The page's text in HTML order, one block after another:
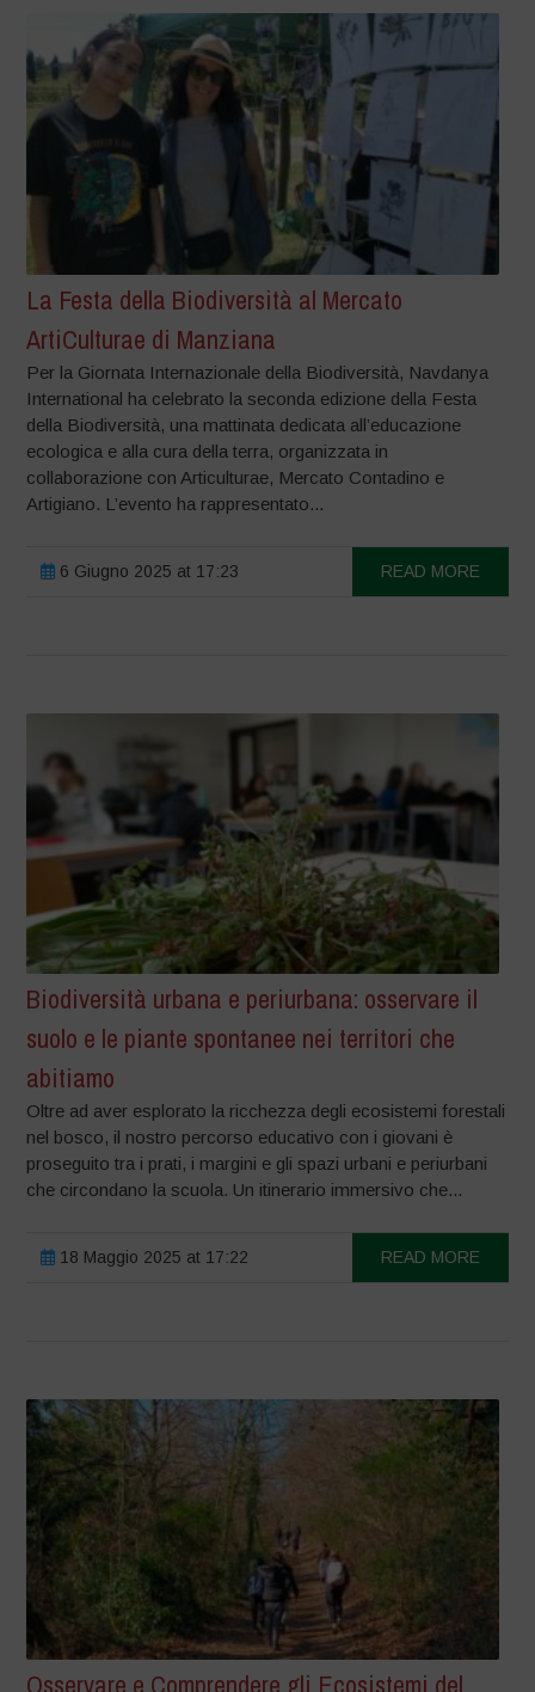
La Festa della Biodiversità al Mercato
ArtiCulturae di Manziana
Per la Giornata Internazionale della Biodiversità, Navdanya
International ha celebrato la seconda edizione della Festa
della Biodiversità, una mattinata dedicata all’educazione
ecologica e alla cura della terra, organizzata in
collaborazione con Articulturae, Mercato Contadino e
Artigiano. L’evento ha rappresentato...
6 Giugno 2025 at 17:23 READ MORE
Biodiversità urbana e periurbana: osservare il
suolo e le piante spontanee nei territori che
abitiamo
Oltre ad aver esplorato la ricchezza degli ecosistemi forestali
nel bosco, il nostro percorso educativo con i giovani è
proseguito tra i prati, i margini e gli spazi urbani e periurbani
che circondano la scuola. Un itinerario immersivo che...
18 Maggio 2025 at 17:22 READ MORE